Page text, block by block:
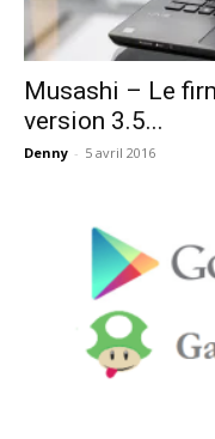
Musashi – Le
version 3.5...
Denny - 5 avril 2016